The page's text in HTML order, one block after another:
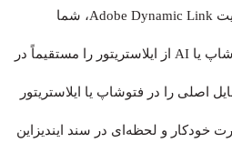
در ارتباط است. به لطف قابلیت Adobe Dynamic Link، شما
می‌توانید یک فایل PSD از فتوشاپ یا AI از ایلاستریتور را مستقیماً در
اصلی را در فتوشاپ یا ایلاستریتور
خودکار و لحظه‌ای در سند ایندیزاین